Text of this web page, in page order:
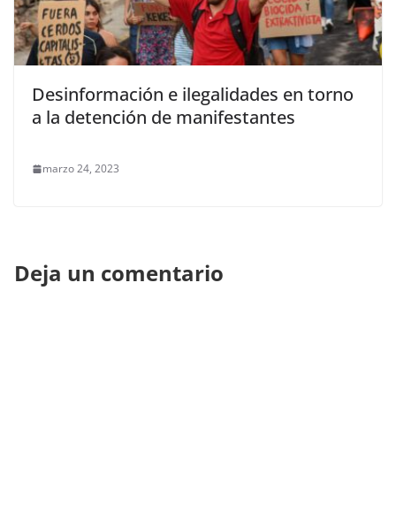
Desinformación e ilegalidades en torno
a la detención de manifestantes
marzo 24, 2023
Deja un comentario